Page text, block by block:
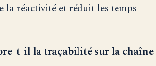
la réactivité et réduit les temps
t-il la traçabilité sur la chaîne